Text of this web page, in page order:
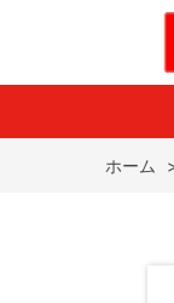
ホーム